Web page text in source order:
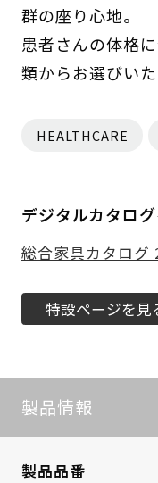
群の座り心地。
患者さんの体格
類からお選びい
HEALTHCARE
デジタルカタロ
総合家具カタログ
特設ページを見
製品情報
製品品番